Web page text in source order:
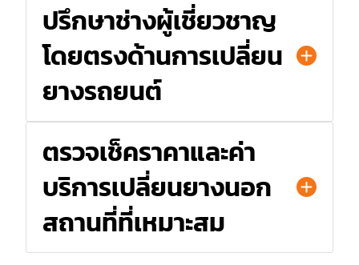
ปรึกษาช่างผู้เชี่ยวชาญ
โดยตรงด้านการเปลี่ยน
ยางรถยนต์
ตรวจเช็คราคาและค่า
บริการเปลี่ยนยางนอก
สถานที่ที่เหมาะสม